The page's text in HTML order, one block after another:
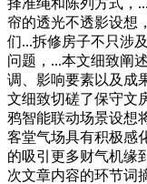
帘的透光不透影设想
们...拆修房子不只涉
问题，...本文细致阐
调、影响要素以及成
文细致切磋了保守文
鸦智能联动场景设想
客堂气场具有积极感
的吸引更多财气机缘
次文章内容的环节词